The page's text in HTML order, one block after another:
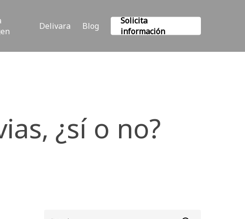
Delivara Blog
Solicita
información
¿sí o no?